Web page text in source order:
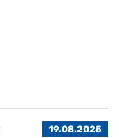
19.08.2025